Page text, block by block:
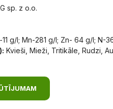
sp. z o.o.
11 g/l; Mn-281 g/l; Zn- 64 g/l; N-
Kvieši, Mieži, Tritikāle, Rudzi,